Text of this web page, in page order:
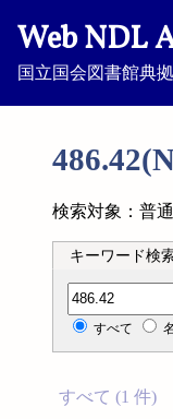
Web NDL
国立国会図書館典
検索対象：普
キーワード検
分類記号検索
すべて
すべて (1 件)